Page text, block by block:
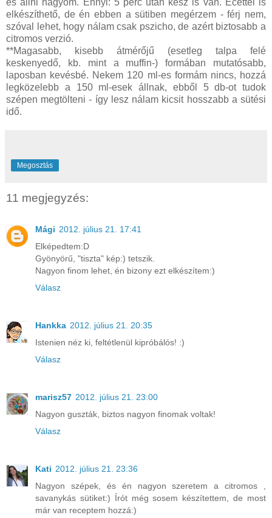
és állni hagyom. Ennyi: 5 perc után kész is van. Ecettel is
elkészíthető, de én ebben a sütiben megérzem - férj nem,
szóval lehet, hogy nálam csak pszicho, de azért biztosabb a
citromos verzió.
**Magasabb, kisebb átmérőjű (esetleg talpa felé
keskenyedő, kb. mint a muffin-) formában mutatósabb,
laposban kevésbé. Nekem 120 ml-es formám nincs, hozzá
legközelebb a 150 ml-esek állnak, ebből 5 db-ot tudok
szépen megtölteni - így lesz nálam kicsit hosszabb a sütési
idő.
Megosztás
11 megjegyzés:
Mági 2012. július 21. 17:41
Elképedtem:D
Gyönyörű, "tiszta" kép:) tetszik.
Nagyon finom lehet, én bizony ezt elkészítem:)
Válasz
Hankka 2012. július 21. 20:35
Istenien néz ki, feltétlenül kipróbálós! :)
Válasz
marisz57 2012. július 21. 23:00
Nagyon guszták, biztos nagyon finomak voltak!
Válasz
Kati 2012. július 21. 23:36
Nagyon szépek, és én nagyon szeretem a citromos ,
savanykás sütiket:) Írót még sosem készítettem, de most
már van receptem hozzá:)